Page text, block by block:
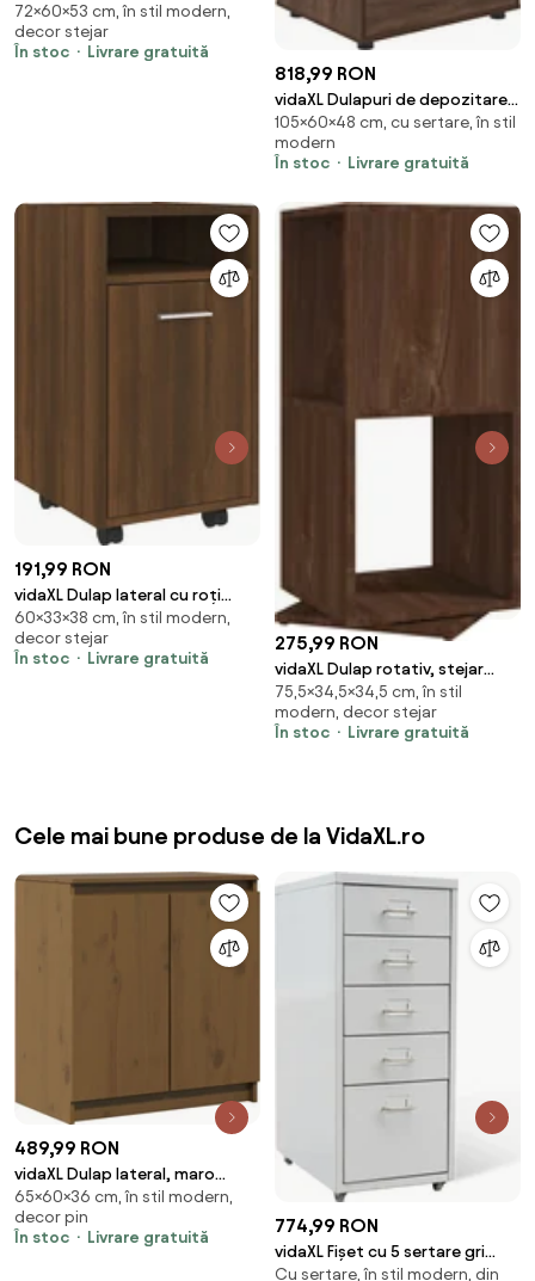
artizanal, 60x53x72 cm, lemn
prelucrat
72×60×53 cm, în stil modern,
decor stejar
În stoc
Livrare gratuită
818,99 RON
vidaXL Dulapuri de depozitare 2
pcs Stejar închis 60 x 48 x 105
cm
105×60×48 cm, cu sertare, în stil
modern
În stoc
Livrare gratuită
191,99 RON
vidaXL Dulap lateral cu roți
stejar maro 33x38x60 cm lemn
prelucrat
60×33×38 cm, în stil modern,
decor stejar
În stoc
Livrare gratuită
275,99 RON
vidaXL Dulap rotativ, stejar
maro, 34,5x34,5x75,5 cm, lemn
prelucrat
75,5×34,5×34,5 cm, în stil
modern, decor stejar
În stoc
Livrare gratuită
Cele mai bune produse de la VidaXL.ro
489,99 RON
vidaXL Dulap lateral, maro
miere, 60x36x65 cm, lemn
masiv de pin
65×60×36 cm, în stil modern,
decor pin
În stoc
Livrare gratuită
774,99 RON
vidaXL Fișet cu 5 sertare gri
68,5 cm oțel
Cu sertare, în stil modern, din